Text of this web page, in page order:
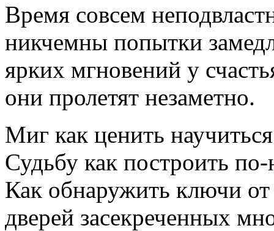
Время совсем
никчемны попытки
ярких мгновений у
они пролетят незаметно.
Миг как ценить
Судьбу как построить
Как обнаружить ключи от
дверей засекреченных